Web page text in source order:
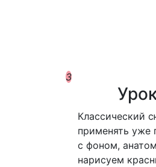
3
Классический
применять уже
с фоном,
нарисуем